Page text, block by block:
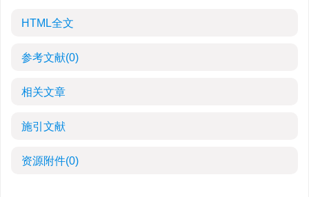
HTML全文
参考文献(0)
相关文章
施引文献
资源附件(0)